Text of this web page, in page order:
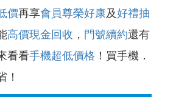
價再享會員尊榮好康及好禮抽
高價現金回收 ， 門號續約還有
看看手機超低價格 ！買手機．
！